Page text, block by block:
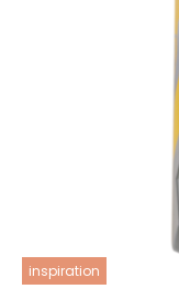
inspiration